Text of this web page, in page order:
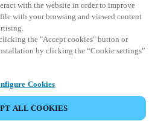
with the website in order to improve
with your browsing and viewed content
the "Accept cookies" button or
by clicking the “Cookie settings”
Cookies
ALL COOKIES